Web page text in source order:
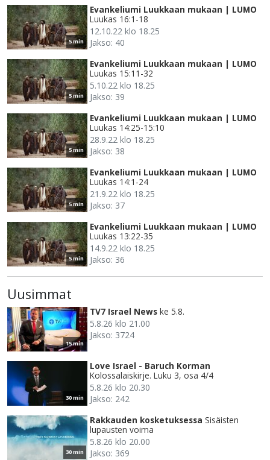
5 min
Evankeliumi Luukkaan mukaan | LUMO
Luukas 16:1-18
12.10.22 klo 18.25
Jakso: 40
5 min
Evankeliumi Luukkaan mukaan | LUMO
Luukas 15:11-32
5.10.22 klo 18.25
Jakso: 39
5 min
Evankeliumi Luukkaan mukaan | LUMO
Luukas 14:25-15:10
28.9.22 klo 18.25
Jakso: 38
5 min
Evankeliumi Luukkaan mukaan | LUMO
Luukas 14:1-24
21.9.22 klo 18.25
Jakso: 37
5 min
Evankeliumi Luukkaan mukaan | LUMO
Luukas 13:22-35
14.9.22 klo 18.25
Jakso: 36
Uusimmat
15 min
TV7 Israel News ke 5.8.
5.8.26 klo 21.00
Jakso: 3724
30 min
Love Israel - Baruch Korman
Kolossalaiskirje. Luku 3, osa 4/4
5.8.26 klo 20.30
Jakso: 242
30 min
Rakkauden kosketuksessa Sisäisten
lupausten voima
5.8.26 klo 20.00
Jakso: 369